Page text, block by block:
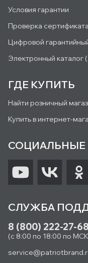
Условия гарантии
Проверка
Цифровой
Электронный каталог
ГДЕ КУПИТЬ
Найти розничный
Купить в интернет-
СОЦИАЛЬНЫЕ
СЛУЖБА
8 (800) 222-27-68
(с 8:00 по 18:00 по